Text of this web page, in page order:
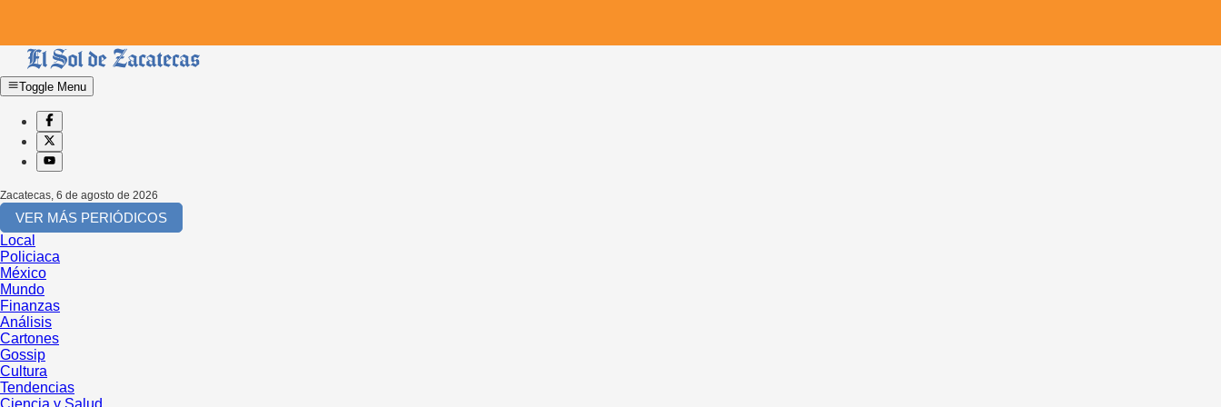
Toggle Menu
Zacatecas, 6 de agosto de 2026
VER MÁS PERIÓDICOS
Local
Policiaca
México
Mundo
Finanzas
Análisis
Cartones
Gossip
Cultura
Tendencias